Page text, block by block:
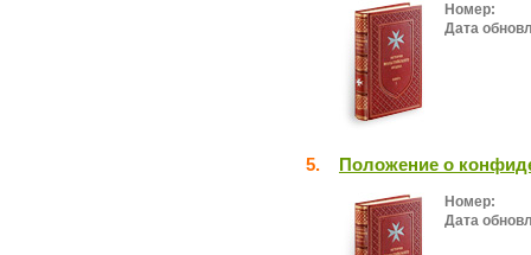
Номер:
Дата
5. Положение о
Номер:
Дата